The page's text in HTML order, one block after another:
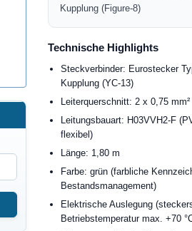
Kupplung (Figure-8)
Technische Highlights
Steckverbinder: Eurostecker
Kupplung (YC-13)
Leiterquerschnitt: 2 x 0,75
Leitungsbauart: H03VVH2-F
flexibel)
Länge: 1,80 m
Farbe: grün (farbliche
Bestandsmanagement)
Elektrische Auslegung
Betriebstemperatur max. +70